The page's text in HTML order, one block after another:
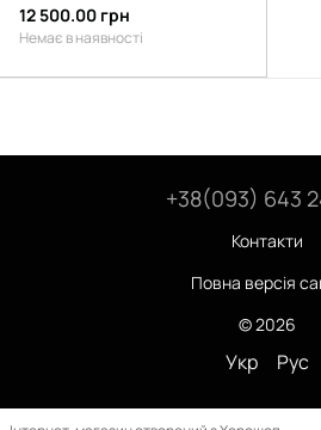
12 500.00 грн
Немає в наявності
+38(093) 643
Контакти
Повна версія
© 2026
Укр Рус